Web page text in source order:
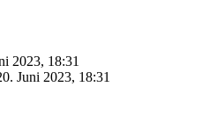
2023, 18:31
Juni 2023, 18:31